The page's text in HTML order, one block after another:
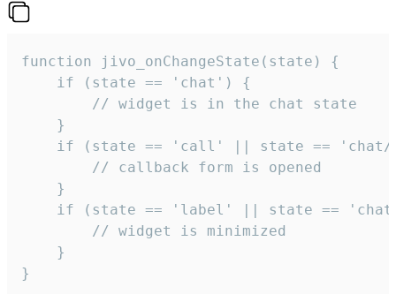
function jivo_onChangeState(state) {
    if (state == 'chat') {
        // widget is in the chat state
    }
if (state == 'call' || state ==
        // callback form is opened
    }
if (state == 'label' || state ==
        // widget is minimized
    }
}